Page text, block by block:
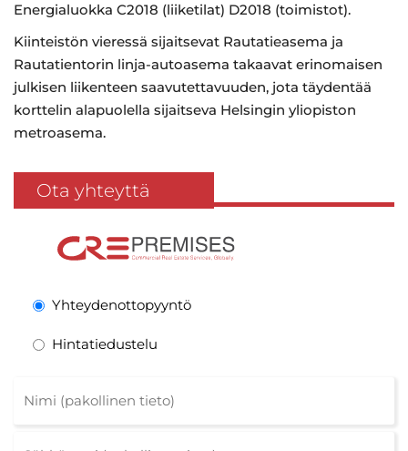
Energia­luokka C2018 (liiketilat) D2018 (toimistot).
Kiinteistön vieressä sijaitsevat Rautatieasema ja
Rautatientorin linja-autoasema takaavat erinomaisen
julkisen liikenteen saavutettavuuden, jota täydentää
korttelin alapuolella sijaitseva Helsingin yliopiston
metroasema.
Ota yhteyttä
Yhteydenottopyyntö
Hintatiedustelu